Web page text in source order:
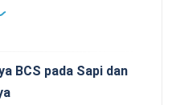
BCS pada Sapi dan